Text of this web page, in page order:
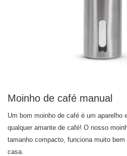
Moinho de café manual
Um bom moinho de café é um aparelho
qualquer amante de café! O nosso
tamanho compacto, funciona muito
casa.